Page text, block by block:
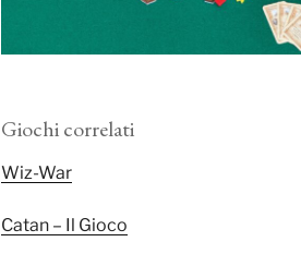
Giochi correlati
Wiz-War
Catan – Il Gioco